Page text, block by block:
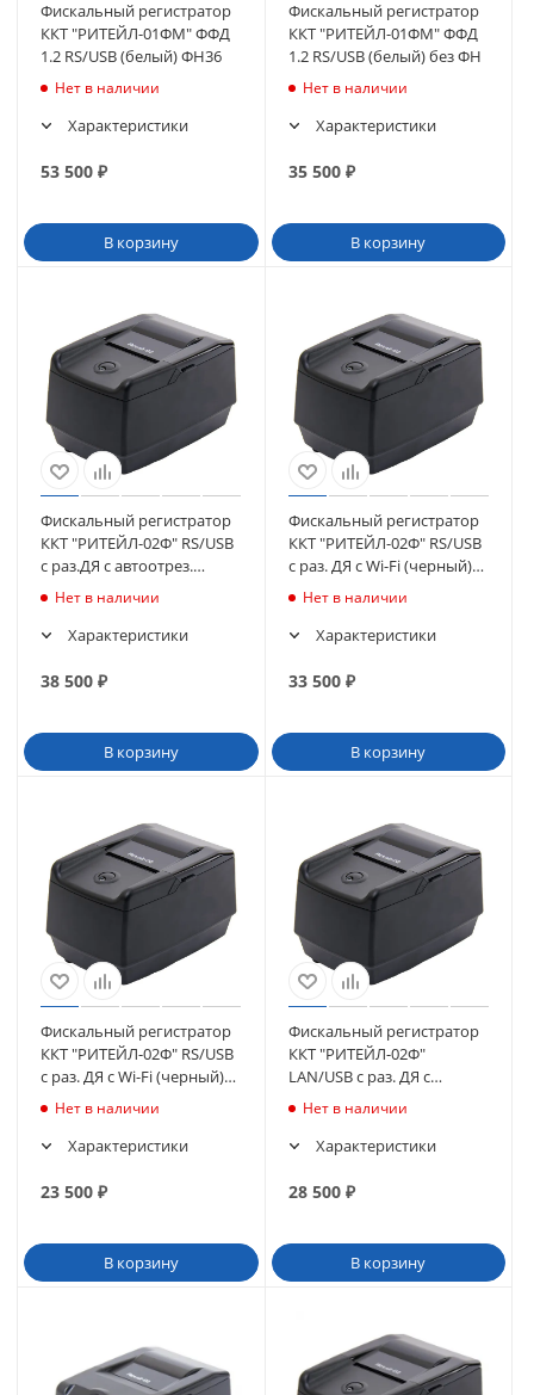
Фискальный регистратор
ККТ "РИТЕЙЛ-01ФМ" ФФД
1.2 RS/USB (белый) ФН36
Нет в наличии
Характеристики
53 500 ₽
В корзину
Фискальный регистратор
ККТ "РИТЕЙЛ-01ФМ" ФФД
1.2 RS/USB (белый) без ФН
Нет в наличии
Характеристики
35 500₽
В корзину
Фискальный регистратор
ККТ "РИТЕЙЛ-02Ф" RS/USB
с раз.ДЯ с автоотрез.
(черный) ФН15
Нет в наличии
Характеристики
38 500 ₽
В корзину
Фискальный регистратор
ККТ "РИТЕЙЛ-02Ф" RS/USB
с раз. ДЯ c Wi-Fi (черный)
ФН15
Нет в наличии
Характеристики
33 500₽
В корзину
Фискальный регистратор
ККТ "РИТЕЙЛ-02Ф" RS/USB
с раз. ДЯ c Wi-Fi (черный)
без ФН
Нет в наличии
Характеристики
23 500 ₽
В корзину
Фискальный регистратор
ККТ "РИТЕЙЛ-02Ф"
LAN/USB с раз. ДЯ с
автоотрезчиком c Wi-Fi
Нет в наличии
Характеристики
28 500₽
В корзину